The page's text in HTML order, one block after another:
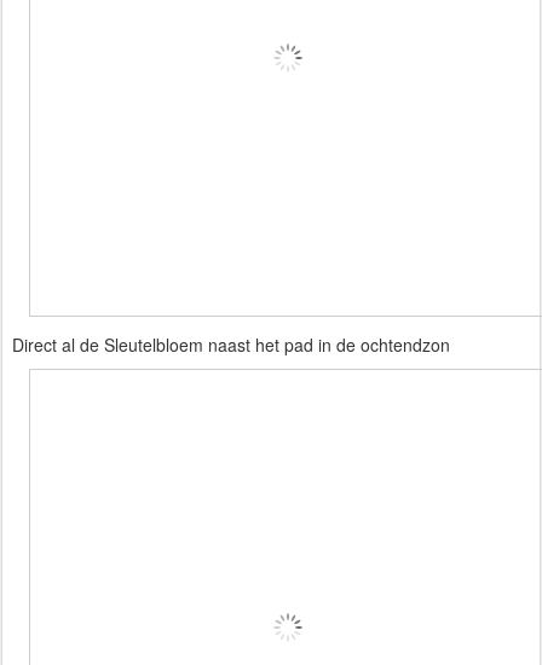
Direct al de Sleutelbloem naast het pad in de ochtendzon